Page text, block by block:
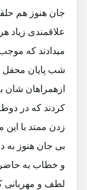
جان هنوز هم
علاقمندی زیاد
میدادند که
شب پایان محفل
ازهمراهان شان
کردند که در
زدن ممتد با
بی جان هنوز به
و خطاب به
لطف و مهربانی